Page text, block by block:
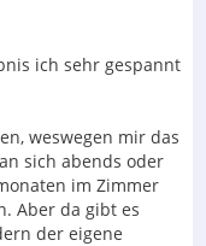
ich sehr gespannt
weswegen mir das
sich abends oder
im Zimmer
Aber da gibt es
der eigene